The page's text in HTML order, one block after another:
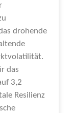
drohende
das
3,2
Resilienz